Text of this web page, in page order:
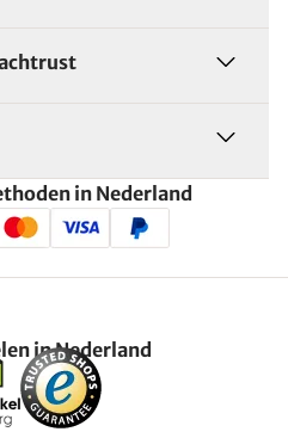
in Nederland
in Nederland